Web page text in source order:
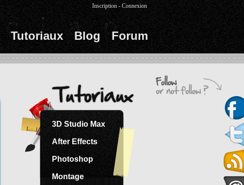
Tutoriaux Blog Forum
Inscription -Connexion
3D Studio Max
After Effects
Photoshop
Montage